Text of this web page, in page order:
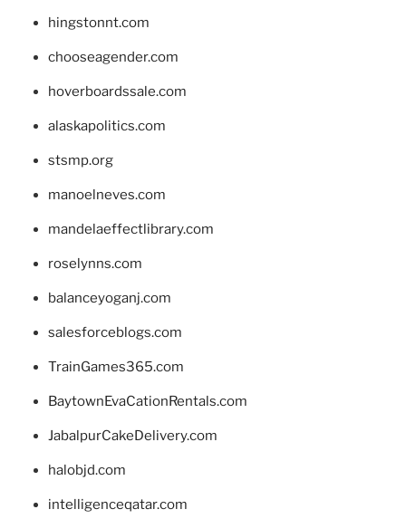
hingstonnt.com
chooseagender.com
hoverboardssale.com
alaskapolitics.com
stsmp.org
manoelneves.com
mandelaeffectlibrary.com
roselynns.com
balanceyoganj.com
salesforceblogs.com
TrainGames365.com
BaytownEvaCationRentals.com
JabalpurCakeDelivery.com
halobjd.com
intelligenceqatar.com